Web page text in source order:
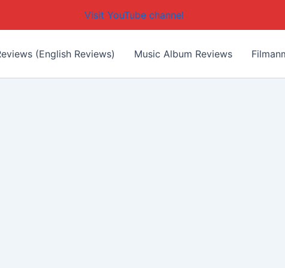
Visit YouTube channel
(English Reviews) Music Album Reviews